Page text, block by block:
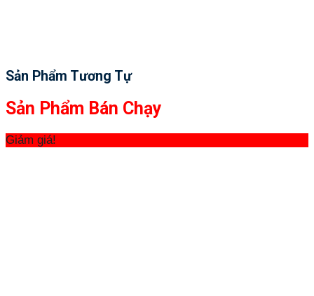
Sản Phẩm Tương Tự
Sản Phẩm Bán Chạy
Giảm giá!